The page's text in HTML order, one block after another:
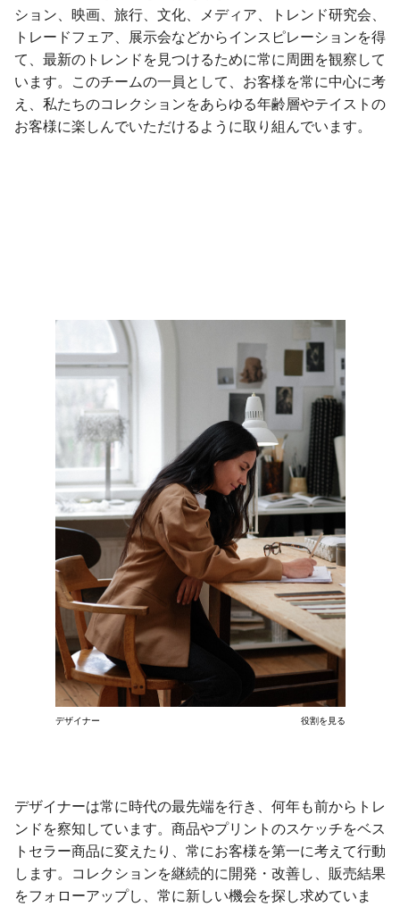
ション、映画、旅行、文化、メディア、トレンド研究会、
トレードフェア、展示会などからインスピレーションを得
て、最新のトレンドを見つけるために常に周囲を観察して
います。このチームの一員として、お客様を常に中心に考
え、私たちのコレクションをあらゆる年齢層やテイストの
お客様に楽しんでいただけるように取り組んでいます。
デザイナー 役割を見る
デザイナーは常に時代の最先端を行き、何年も前からトレ
ンドを察知しています。商品やプリントのスケッチをベス
トセラー商品に変えたり、常にお客様を第一に考えて行動
します。コレクションを継続的に開発・改善し、販売結果
をフォローアップし、常に新しい機会を探し求めていま